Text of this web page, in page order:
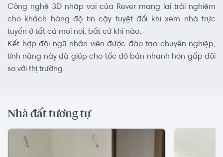
Công nghệ 3D nhập vai của Rever mang lại trải nghiệm
cho khách hàng độ tin cậy tuyệt đối khi xem nhà trực
tuyến ở tất cả mọi nơi, bất cứ khi nào.
Kết hợp đội ngũ nhân viên được đào tạo chuyên nghiệp,
tính năng này đã giúp cho tốc độ bán nhanh hơn gấp đôi
so với thị trường.
Nhà đất tương tự